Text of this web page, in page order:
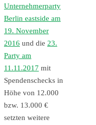
Unternehmerparty
Berlin eastside am
19. November
2016 und die 23.
Party am
11.11.2017 mit
Spendenschecks in
Höhe von 12.000
bzw. 13.000 €
setzten weitere